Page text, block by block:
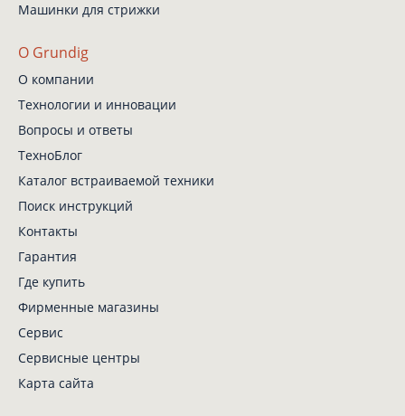
Машинки для стрижки
О Grundig
О компании
Технологии и инновации
Вопросы и ответы
ТехноБлог
Каталог встраиваемой техники
Поиск инструкций
Контакты
Гарантия
Где купить
Фирменные магазины
Сервис
Сервисные центры
Карта сайта